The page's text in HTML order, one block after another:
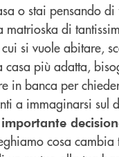
o stai pensando
di
si vuole abitare,
più adatta,
in banca per
a immaginarsi sul
cosa